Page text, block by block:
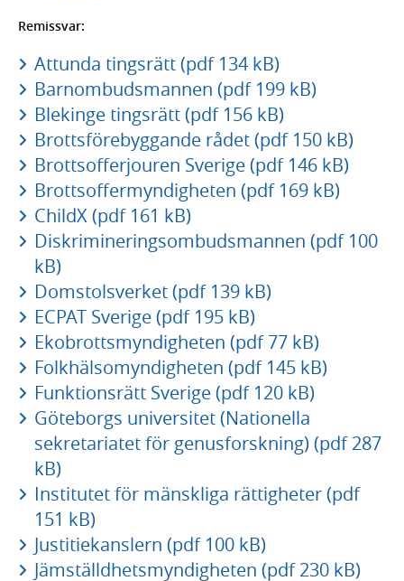
Remissvar:
Attunda tingsrätt (pdf 134 kB)
Barnombudsmannen (pdf 199 kB)
Blekinge tingsrätt (pdf 156 kB)
Brottsförebyggande rådet (pdf 150 kB)
Brottsofferjouren Sverige (pdf 146 kB)
Brottsoffermyndigheten (pdf 169 kB)
ChildX (pdf 161 kB)
Diskrimineringsombudsmannen (pdf 100
kB)
Domstolsverket (pdf 139 kB)
ECPAT Sverige (pdf 195 kB)
Ekobrottsmyndigheten (pdf 77 kB)
Folkhälsomyndigheten (pdf 145 kB)
Funktionsrätt Sverige (pdf 120 kB)
Göteborgs universitet (Nationella
sekretariatet för genusforskning) (pdf 287
kB)
Institutet för mänskliga rättigheter (pdf
151 kB)
Justitiekanslern (pdf 100 kB)
Jämställdhetsmyndigheten (pdf 230 kB)